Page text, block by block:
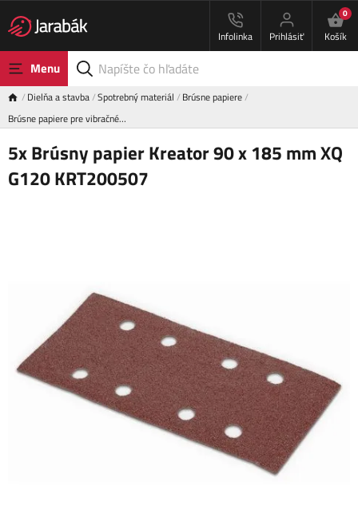
Infolinka Prihlásiť
0
Košík
Menu
Dielňa a stavba Spotrebný materiál
Brúsne papiere
Brúsne papiere pre vibračné…
5x Brúsny papier Kreator 90 x 185 mm XQ
G120 KRT200507